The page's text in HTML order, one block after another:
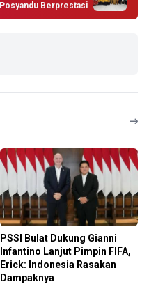
Posyandu Berprestasi
PSSI Bulat Dukung Gianni
Infantino Lanjut Pimpin FIFA,
Erick: Indonesia Rasakan
Dampaknya